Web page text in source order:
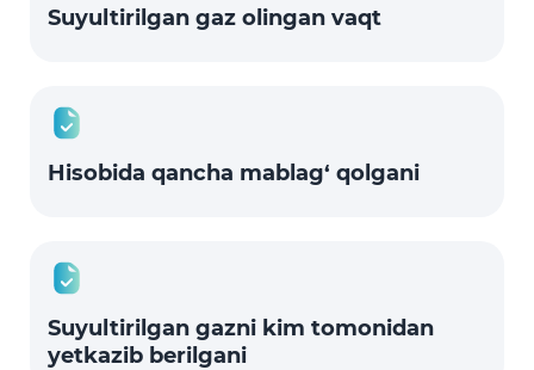
Suyultirilgan gaz olingan vaqt
Hisobida qancha mablag‘ qolgani
Suyultirilgan gazni kim tomonidan
yetkazib berilgani